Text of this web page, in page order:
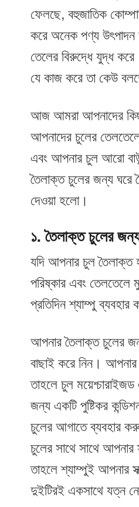
ফেলছে, বহুজাতিক
করে অনেক পণ্য উৎপাদন
তেলের বিরুদ্ধে যুদ্ধ
যে কাজ করে তা কেউ
আজ আমরা আপনাদের কিছু
আপনাদের চুলের
এবং আপনার চুল আরো
তৈলাক্ত চুলের জন্য ঘরে
দেওয়া হলো।
১. তৈলাক্ত চুলের
যদি আপনার চুল তৈলাক্ত
পরিষ্কার এবং তেলতেলে
প্রতিদিন শ্যাম্পু ব্যবহার
আপনার তৈলাক্ত চুলের
বাছাই করে নিন।
তাহলে চুল ময়েশ্চারাইজড
জন্য একটি পুষ্টিকর
চুলের আগাতে ব্যবহার
চুলের সাথে সাথে আপনার
তাহলে শ্যাম্পুই আপনার
দুইটিরই একসাথে যত্ন